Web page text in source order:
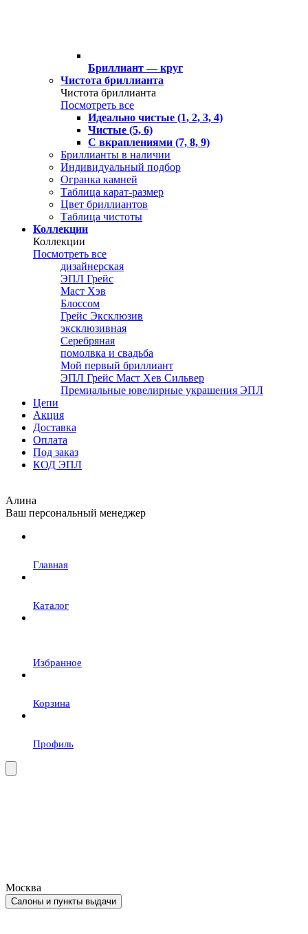
Бриллиант — круг
Чистота бриллианта
Чистота бриллианта
Посмотреть все
Идеально чистые (1, 2, 3, 4)
Чистые (5, 6)
С вкраплениями (7, 8, 9)
Бриллианты в наличии
Индивидуальный подбор
Огранка камней
Таблица карат-размер
Цвет бриллиантов
Таблица чистоты
Коллекции
Коллекции
Посмотреть все
дизайнерская
ЭПЛ Грейс
Маст Хэв
Блоссом
Грейс Эксклюзив
эксклюзивная
Серебряная
помолвка и свадьба
Мой первый бриллиант
ЭПЛ Грейс Маст Хев Сильвер
Премиальные ювелирные украшения ЭПЛ
Цепи
Акция
Доставка
Оплата
Под заказ
КОД ЭПЛ
Алина
Ваш персональный менеджер
Главная
Каталог
Избранное
Корзина
Профиль
Москва
Салоны и пункты выдачи